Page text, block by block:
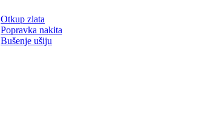
Otkup zlata
Popravka nakita
Bušenje ušiju